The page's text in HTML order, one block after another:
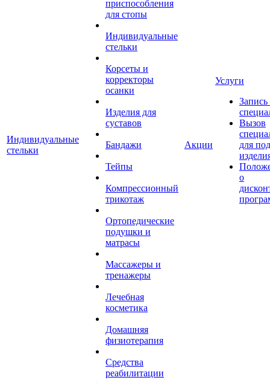
Индивидуальные
стельки
приспособления
для стопы
Индивидуальные
стельки
Корсеты и
корректоры
осанки
Изделия для
суставов
Бандажи
Тейпы
Компрессионный
трикотаж
Ортопедические
подушки и
матрасы
Массажеры и
тренажеры
Лечебная
косметика
Домашняя
физиотерапия
Средства
реабилитации
Акции
Услуги
Запись
Вызов
для
о